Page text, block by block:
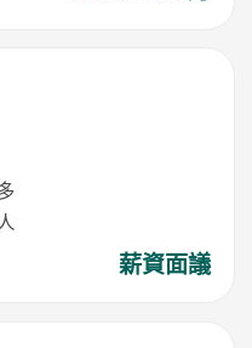
薪資面議